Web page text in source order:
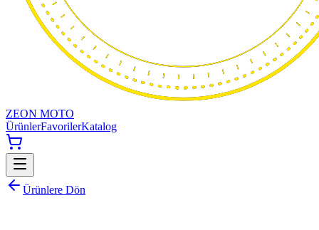
ZEON MOTO
ÜrünlerFavorilerKatalog
Ürünlere Dön